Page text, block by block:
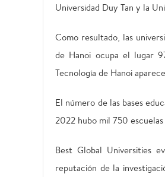
Universidad Duy Tan y la
Como resultado, las
de Hanoi ocupa el lugar
Tecnología de Hanoi
El número de las bases
2022 hubo mil 750
Best Global Universities
reputación de la